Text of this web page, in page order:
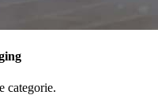
categorie.